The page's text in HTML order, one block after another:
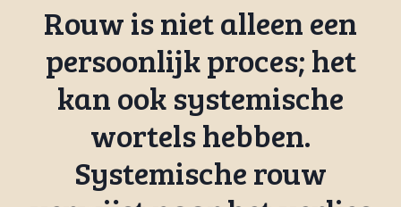
Rouw is niet alleen een
persoonlijk proces; het
kan ook systemische
wortels hebben.
Systemische rouw